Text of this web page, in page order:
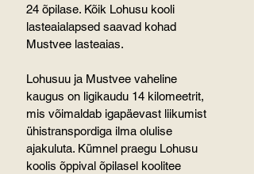
24 õpilase. Kõik Lohusu kooli
lasteaialapsed saavad kohad
Mustvee lasteaias.
Lohusuu ja Mustvee vaheline
kaugus on ligikaudu 14 kilomeetrit,
mis võimaldab igapäevast liikumist
ühistranspordiga ilma olulise
ajakuluta. Kümnel praegu Lohusu
koolis õppival õpilasel koolitee